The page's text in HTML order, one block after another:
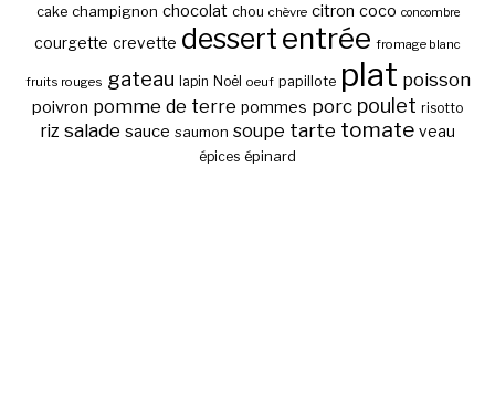
cake champignon chocolat chou chèvre citron coco concombre
courgette crevette dessert entrée fromage blanc
fruits rouges gateau lapin Noël oeuf papillote plat poisson
poivron pomme de terre pommes porc poulet risotto
riz salade sauce saumon soupe tarte tomate veau
épices épinard